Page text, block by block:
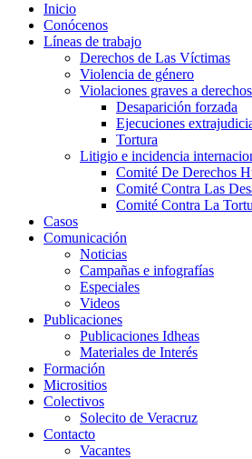
Inicio
Conócenos
Líneas de trabajo
Derechos de Las Víctimas
Violencia de género
Violaciones graves a
Desaparición forzada​
Ejecuciones
Tortura
Litigio e incidencia
Comité De Derechos
Comité Contra Las
Comité Contra La
Casos
Comunicación
Noticias
Campañas e infografías
Especiales
Videos
Publicaciones
Publicaciones Idheas
Materiales de Interés
Formación
Micrositios
Colectivos
Solecito de Veracruz
Contacto
Vacantes